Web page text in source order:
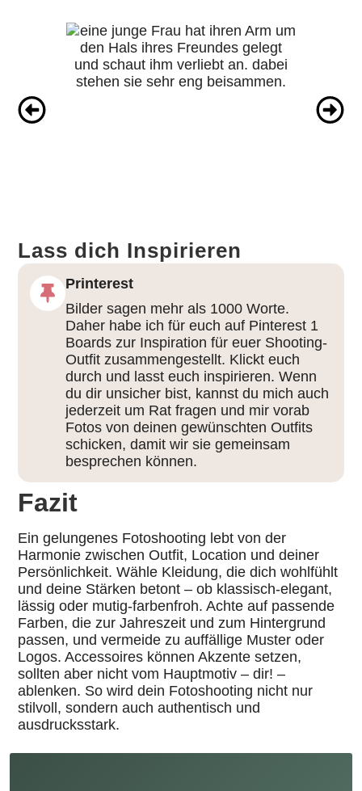
Lass dich Inspirieren
Printerest
Bilder sagen mehr als 1000 Worte.
Daher habe ich für euch auf Pinterest 1
Boards zur Inspiration für euer Shooting-
Outfit zusammengestellt. Klickt euch
durch und lasst euch inspirieren. Wenn
du dir unsicher bist, kannst du mich auch
jederzeit um Rat fragen und mir vorab
Fotos von deinen gewünschten Outfits
schicken, damit wir sie gemeinsam
besprechen können.
Fazit
Ein gelungenes Fotoshooting lebt von der
Harmonie zwischen Outfit, Location und deiner
Persönlichkeit. Wähle Kleidung, die dich wohlfühlt
und deine Stärken betont – ob klassisch-elegant,
lässig oder mutig-farbenfroh. Achte auf passende
Farben, die zur Jahreszeit und zum Hintergrund
passen, und vermeide zu auffällige Muster oder
Logos. Accessoires können Akzente setzen,
sollten aber nicht vom Hauptmotiv – dir! –
ablenken. So wird dein Fotoshooting nicht nur
stilvoll, sondern auch authentisch und
ausdrucksstark.